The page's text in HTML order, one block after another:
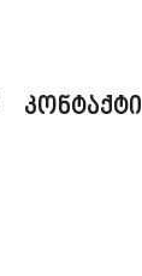
კონტაქტი